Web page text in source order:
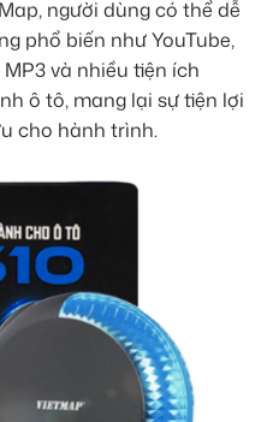
người dùng có thể dễ
phổ biến như YouTube,
và nhiều tiện ích
ô tô, mang lại sự tiện lợi
cho hành trình.